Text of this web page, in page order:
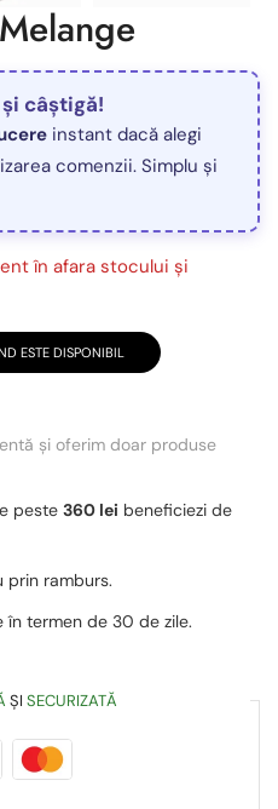
câștigă!
instant dacă alegi
comenzii. Simplu și
în afara stocului și
ESTE DISPONIBIL
și oferim doar produse
peste 360 lei beneficiezi de
prin ramburs.
termen de 30 de zile.
ȘI SECURIZATĂ